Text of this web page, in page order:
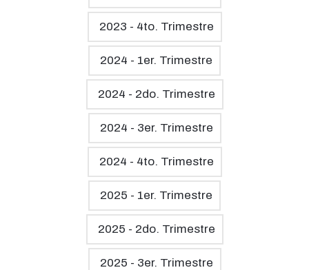
2023 - 4to. Trimestre
2024 - 1er. Trimestre
2024 - 2do. Trimestre
2024 - 3er. Trimestre
2024 - 4to. Trimestre
2025 - 1er. Trimestre
2025 - 2do. Trimestre
2025 - 3er. Trimestre